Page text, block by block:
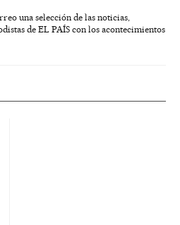
una selección de las noticias,
de EL PAÍS con los acontecimientos